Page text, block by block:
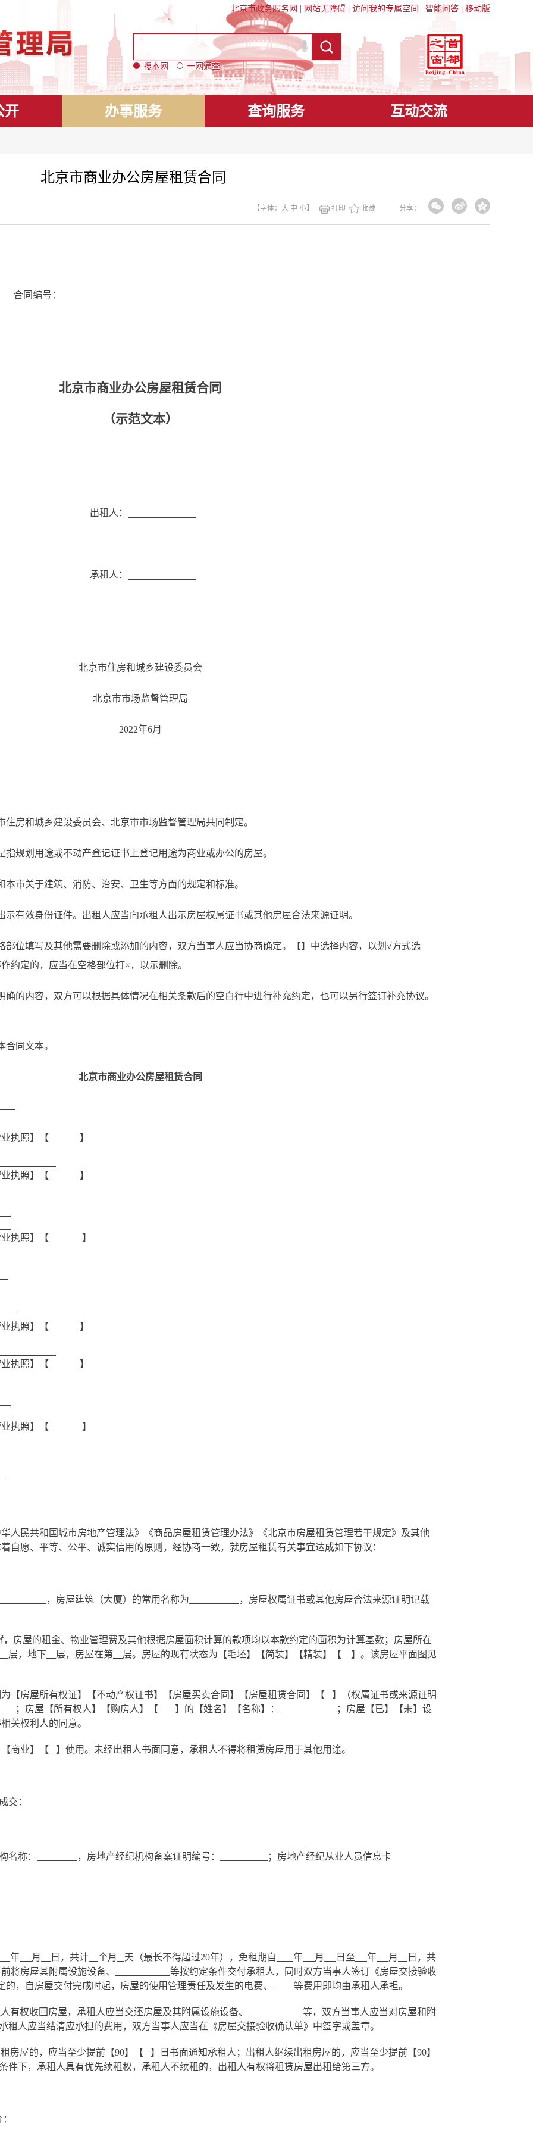
北京市政务服务网 网站无障碍 访问我的专属空间 智能问答 移动版
搜本网 一网通查
开 办事服务 查询服务 互动交流
北京市商业办公房屋租赁合同
分享：
【字体： 大 中 小】 打印 收藏
编号：
北京市商业办公房屋租赁合同
（示范文本）
出租人：
承租人：
北京市住房和城乡建设委员会
北京市市场监督管理局
2022年6月
住房和城乡建设委员会、北京市市场监督管理局共同制定。
指规划用途或不动产登记证书上登记用途为商业或办公的房屋。
本市关于建筑、消防、治安、卫生等方面的规定和标准。
示有效身份证件。出租人应当向承租人出示房屋权属证书或其他房屋合法来源证明。
部位填写及其他需要删除或添加的内容，双方当事人应当协商确定。【】中选择内容，以划√方式选
约定的，应当在空格部位打×，以示删除。
的内容，双方可以根据具体情况在相关条款后的空白行中进行补充约定，也可以另行签订补充协议。
合同文本。
北京市商业办公房屋租赁合同
执照】【 】
执照】【 】
执照】【 】
执照】【 】
执照】【 】
执照】【 】
人民共和国城市房地产管理法》 《商品房屋租赁管理办法》《北京市房屋租赁管理若干规定》 及其他
自愿、平等、公平、诚实信用的原则，经协商一致，就房屋租赁有关事宜达成如下协议：
，房屋建筑（大厦）的常用名称为 ，房屋权属证书或其他房屋合法来源证明记载
，房屋的租金、物业管理费及其他根据房屋面积计算的款项均以本款约定的面积为计算基数；房屋所在
层，地下
层，房屋在第 层。房屋的现有状态为【毛坯】【简装】【精装】【 】。该房屋平面图见
【房屋所有权证】【不动产权证书】【房屋买卖合同】【房屋租赁合同】【
】（权属证书或来源证明
；房屋【所有权人】【购房人】【
】的【姓名】【名称】：
；房屋【已】【未】设
关权利人的同意。
商业】【 】使用。未经出租人书面同意，承租人不得将租赁房屋用于其他用途。
交：
名称： ，房地产经纪机构备案证明编号： ；房地产经纪从业人员信息卡
年 月 日，共计 个月 天（最长不得超过20年），免租期自 年 月 日至 年 月
日，共
将房屋其附属设施设备、
等按约定条件交付承租人，同时双方当事人签订《房屋交接验收
的，自房屋交付完成时起，房屋的使用管理责任及发生的电费、
等费用即均由承租人承担。
有权收回房屋，承租人应当交还房屋及其附属设施设备、 等，双方当事人应当对房屋和附
租人应当结清应承担的费用，双方当事人应当在《房屋交接验收确认单》中签字或盖章。
房屋的，应当至少提前【90】 【 】 日书面通知承租人；出租人继续出租房屋的，应当至少提前【90】
件下，承租人具有优先续租权，承租人不续租的， 出租人有权将租赁房屋出租给第三方。